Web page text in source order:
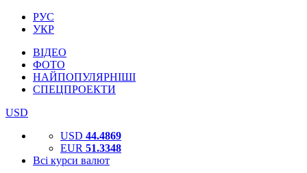
РУС
УКР
ВІДЕО
ФОТО
НАЙПОПУЛЯРНІШІ
СПЕЦПРОЕКТИ
USD
USD 44.4869
EUR 51.3348
Всі курси валют